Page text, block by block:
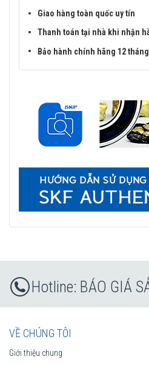
Giao hàng toàn quốc uy tín
Thanh toán tại nhà khi nhận
Bảo hành chính hãng 12 tháng
BÁO GIÁ
VỀ CHÚNG TÔI
Giới thiệu chung